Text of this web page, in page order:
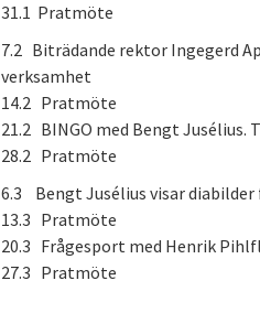
31.1 Pratmöte
7.2 Biträdande rektor Ingegerd
verksamhet
14.2 Pratmöte
21.2 BINGO med Bengt Jusélius.
28.2 Pratmöte
6.3 Bengt Jusélius visar
13.3 Pratmöte
20.3 Frågesport med Henrik
27.3 Pratmöte